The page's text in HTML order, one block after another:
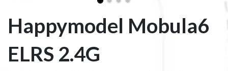
Happymodel Mobula6
ELRS 2.4G